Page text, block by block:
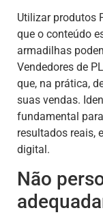
Utilizar produtos
que o conteúdo
armadilhas
Vendedores de
que, na prática,
suas vendas.
fundamental
resultados reais,
digital.
Não